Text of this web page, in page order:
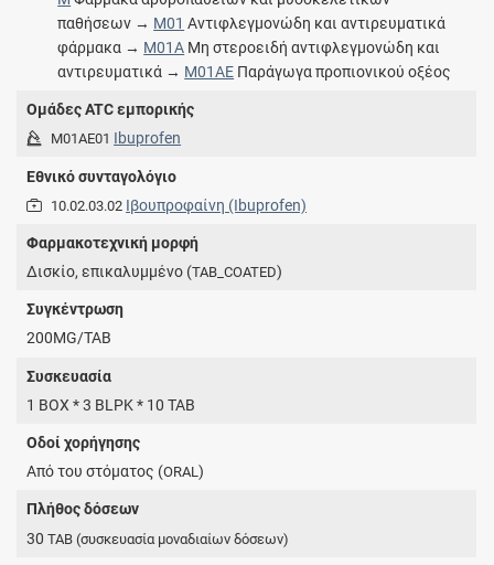
παθήσεων → M01 Αντιφλεγμονώδη και αντιρευματικά
φάρμακα → M01A Μη στεροειδή αντιφλεγμονώδη και
αντιρευματικά → M01AE Παράγωγα προπιονικού οξέος
Ομάδες ATC εμπορικής
M01AE01 Ibuprofen
Εθνικό συνταγολόγιο
10.02.03.02 Ιβουπροφαίνη (Ibuprofen)
Φαρμακοτεχνική μορφή
Δισκίο, επικαλυμμένο (TAB_COATED)
Συγκέντρωση
200MG/TAB
Συσκευασία
1 BOX * 3 BLPK * 10 TAB
Οδοί χορήγησης
Από του στόματος (ORAL)
Πλήθος δόσεων
30TAB (συσκευασία μοναδιαίων δόσεων)